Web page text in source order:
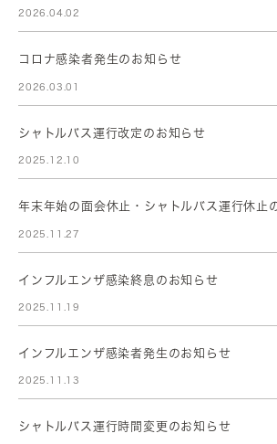
2026.04.02
コロナ感染者発生のお知らせ
2026.03.01
シャトルバス運行改定のお知らせ
2025.12.10
年末年始の面会休止・シャトルバス運行休止
2025.11.27
インフルエンザ感染終息のお知らせ
2025.11.19
インフルエンザ感染者発生のお知らせ
2025.11.13
シャトルバス運行時間変更のお知らせ